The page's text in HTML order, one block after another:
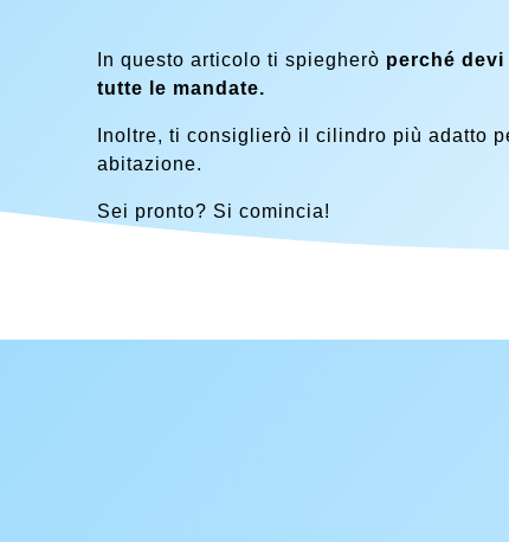
In questo articolo ti spiegherò perché
tutte le mandate.
Inoltre, ti consiglierò il cilindro più adatto
abitazione.
Sei pronto? Si comincia!